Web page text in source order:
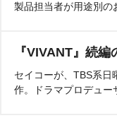
製品担当者が用途別の
『VIVANT』続
セイコーが、TBS系日
作。ドラマプロデュー